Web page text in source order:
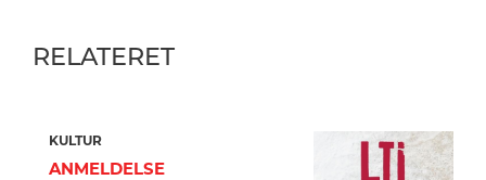
RELATERET
KULTUR
ANMELDELSE